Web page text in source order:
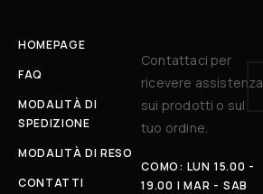
HOMEPAGE
FAQ
MODALITÀ DI
SPEDIZIONE
MODALITÀ DI RESO
CONTATTI
Contattaci per
ricevere assistenza
sui prodotti o sul
tuo ordine.
COMO: LUN 15.00 -
19.00 | MAR - SAB